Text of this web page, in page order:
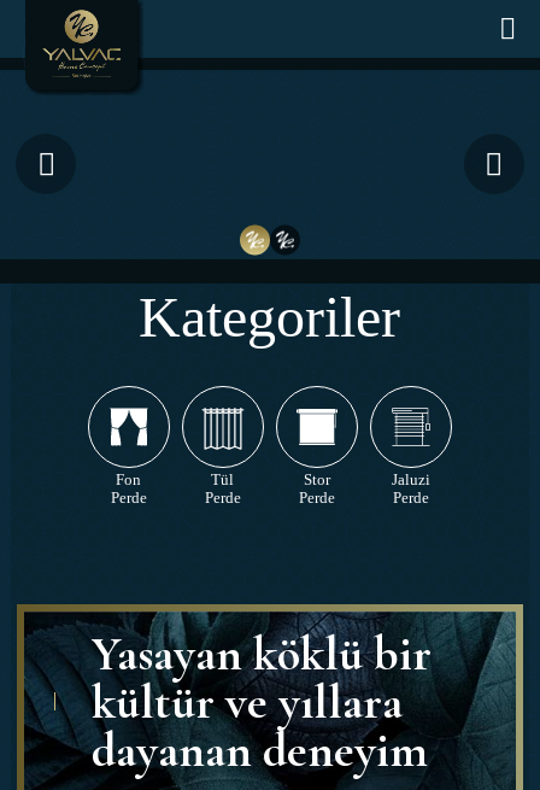
Kategoriler
Fon
Perde
Tül
Perde
Stor
Perde
Jaluzi
Perde
Yasayan köklü bir
kültür ve yıllara
dayanan deneyim